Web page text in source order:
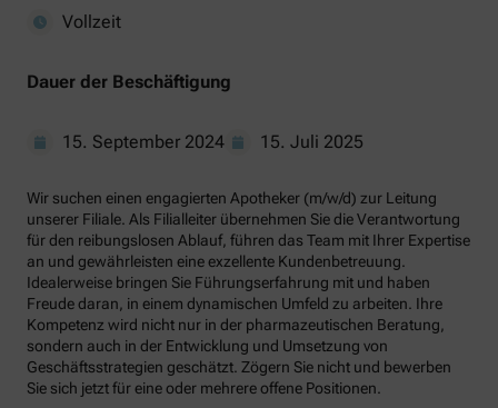
Vollzeit
Dauer der Beschäftigung
15. September 2024 15. Juli 2025
Wir suchen einen engagierten Apotheker (m/w/d) zur Leitung
unserer Filiale. Als Filialleiter übernehmen Sie die Verantwortung
für den reibungslosen Ablauf, führen das Team mit Ihrer Expertise
an und gewährleisten eine exzellente Kundenbetreuung.
Idealerweise bringen Sie Führungserfahrung mit und haben
Freude daran, in einem dynamischen Umfeld zu arbeiten. Ihre
Kompetenz wird nicht nur in der pharmazeutischen Beratung,
sondern auch in der Entwicklung und Umsetzung von
Geschäftsstrategien geschätzt. Zögern Sie nicht und bewerben
Sie sich jetzt für eine oder mehrere offene Positionen.